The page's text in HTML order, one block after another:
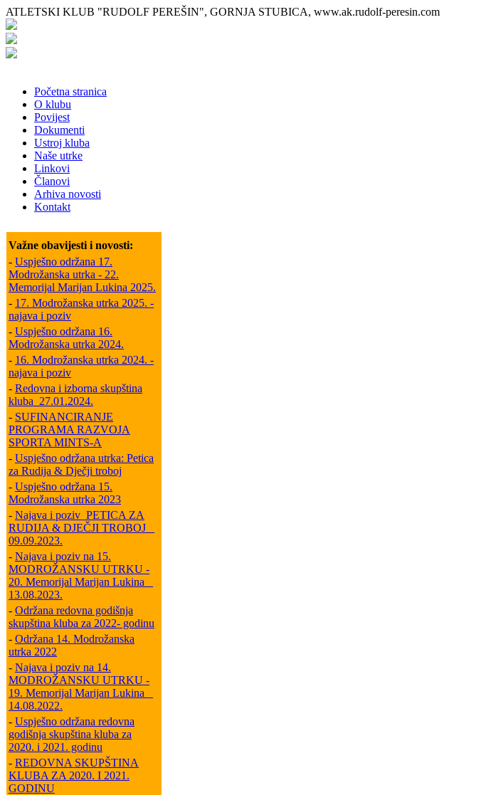
ATLETSKI KLUB "RUDOLF PEREŠIN", GORNJA STUBICA, www.ak.rudolf-peresin.com
Početna stranica
O klubu
Povijest
Dokumenti
Ustroj kluba
Naše utrke
Linkovi
Članovi
Arhiva novosti
Kontakt
Važne obavijesti i novosti:
- Uspješno održana 17.
Modrožanska utrka - 22.
Memorijal Marijan Lukina 2025.
- 17. Modrožanska utrka 2025. -
najava i poziv
- Uspješno održana 16.
Modrožanska utrka 2024.
- 16. Modrožanska utrka 2024. -
najava i poziv
- Redovna i izborna skupština
kluba_27.01.2024.
- SUFINANCIRANJE
PROGRAMA RAZVOJA
SPORTA MINTS-A
- Uspješno održana utrka: Petica
za Rudija & Dječji troboj
- Uspješno održana 15.
Modrožanska utrka 2023
- Najava i poziv_PETICA ZA
RUDIJA & DJEČJI TROBOJ _
09.09.2023.
- Najava i poziv na 15.
MODROŽANSKU UTRKU -
20. Memorijal Marijan Lukina _
13.08.2023.
- Održana redovna godišnja
skupština kluba za 2022- godinu
- Održana 14. Modrožanska
utrka 2022
- Najava i poziv na 14.
MODROŽANSKU UTRKU -
19. Memorijal Marijan Lukina _
14.08.2022.
- Uspješno održana redovna
godišnja skupština kluba za
2020. i 2021. godinu
- REDOVNA SKUPŠTINA
KLUBA ZA 2020. I 2021.
GODINU